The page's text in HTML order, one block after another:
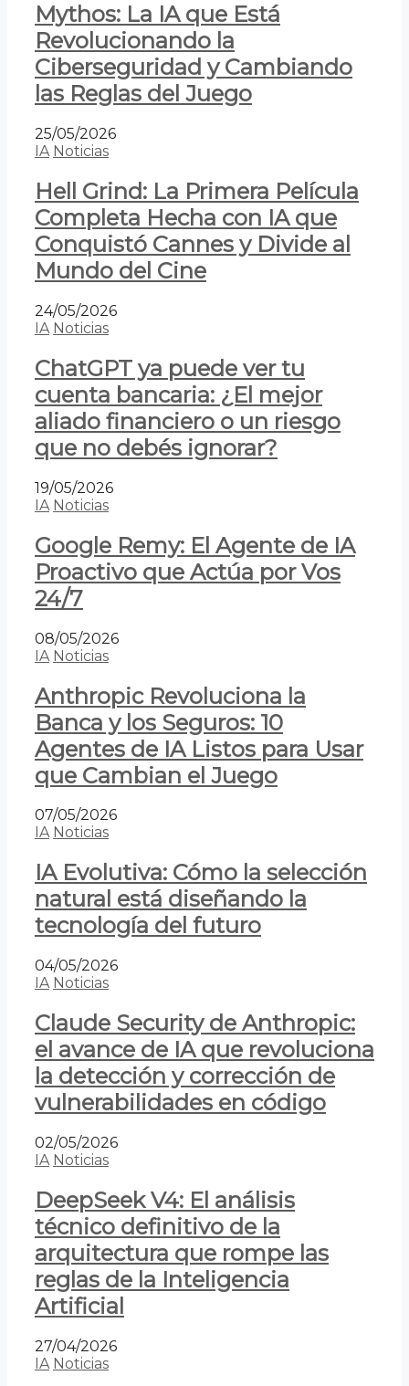
Mythos: La IA que Está
Revolucionando la
Ciberseguridad y Cambiando
las Reglas del Juego
25/05/2026
IA Noticias
Hell Grind: La Primera Película
Completa Hecha con IA que
Conquistó Cannes y Divide al
Mundo del Cine
24/05/2026
IA Noticias
ChatGPT ya puede ver tu
cuenta bancaria: ¿El mejor
aliado financiero o un riesgo
que no debés ignorar?
19/05/2026
IA Noticias
Google Remy: El Agente de IA
Proactivo que Actúa por Vos
24/7
08/05/2026
IA Noticias
Anthropic Revoluciona la
Banca y los Seguros: 10
Agentes de IA Listos para Usar
que Cambian el Juego
07/05/2026
IA Noticias
IA Evolutiva: Cómo la selección
natural está diseñando la
tecnología del futuro
04/05/2026
IA Noticias
Claude Security de Anthropic:
el avance de IA que revoluciona
la detección y corrección de
vulnerabilidades en código
02/05/2026
IA Noticias
DeepSeek V4: El análisis
técnico definitivo de la
arquitectura que rompe las
reglas de la Inteligencia
Artificial
27/04/2026
IA Noticias